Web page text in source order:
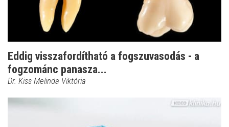
Eddig visszafordítható a fogszuvasodás - a
fogzománc panasza...
Dr. Kiss Melinda Viktória